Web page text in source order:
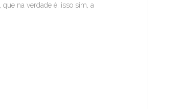
na verdade é, isso sim, a